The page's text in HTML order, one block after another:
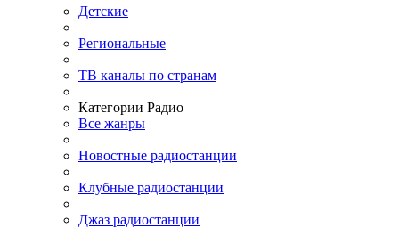
Детские
Региональные
ТВ каналы по странам
Категории Радио
Все жанры
Новостные радиостанции
Клубные радиостанции
Джаз радиостанции